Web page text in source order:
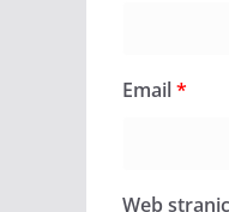
Email*
Web